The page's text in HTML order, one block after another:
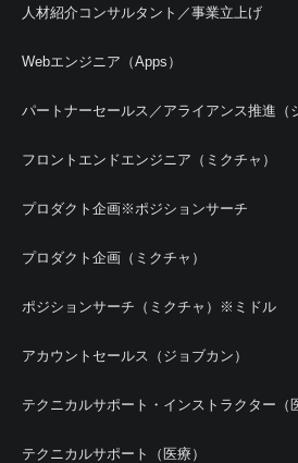
人材紹介コンサルタント／事業立上げ
Webエンジニア（Apps）
パートナーセールス／アライアンス推進（
フロントエンドエンジニア（ミクチャ）
プロダクト企画※ポジションサーチ
プロダクト企画（ミクチャ）
ポジションサーチ（ミクチャ）※ミドル
アカウントセールス（ジョブカン）
テクニカルサポート・インストラクター（
テクニカルサポート（医療）